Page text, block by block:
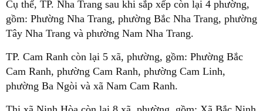
Cụ thể, TP. Nha Trang sau khi sắp xếp còn lại 4 phường,
gồm: Phường Nha Trang, phường Bắc Nha Trang, phường
Tây Nha Trang và phường Nam Nha Trang.
TP. Cam Ranh còn lại 5 xã, phường, gồm: Phường Bắc
Cam Ranh, phường Cam Ranh, phường Cam Linh,
phường Ba Ngòi và xã Nam Cam Ranh.